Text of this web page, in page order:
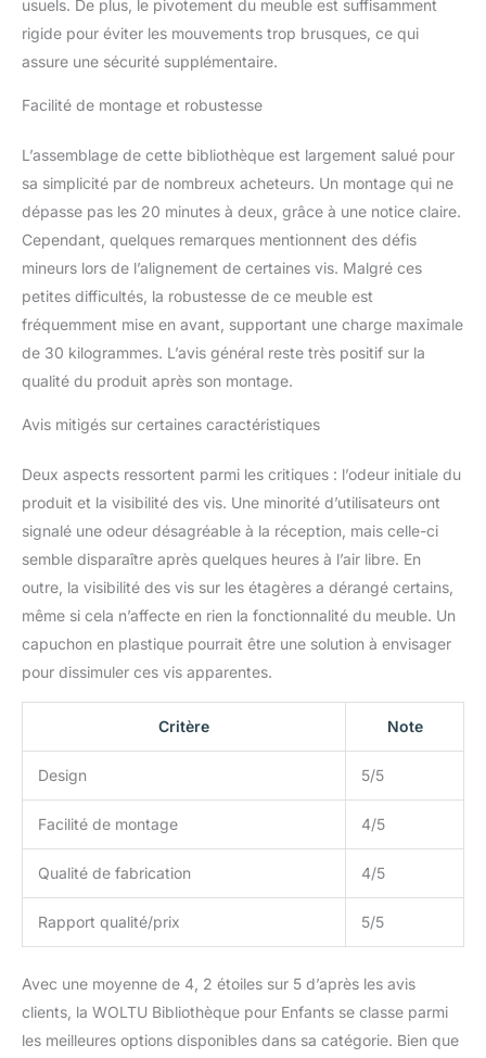
entretenir. Tous les coins
sont arrondis pour la
Assemblage Facile : Avec
numérotés et des
instructions illustrées, le
rangement livre enfant
est facile à assembler
usuels. De plus, le pivotement du meuble est suffisamment
rigide pour éviter les mouvements trop brusques, ce qui
assure une sécurité supplémentaire.
Facilité de montage et robustesse
L’assemblage de cette bibliothèque est largement salué pour
sa simplicité par de nombreux acheteurs. Un montage qui ne
dépasse pas les 20 minutes à deux, grâce à une notice claire.
Cependant, quelques remarques mentionnent des défis
mineurs lors de l’alignement de certaines vis. Malgré ces
petites difficultés, la robustesse de ce meuble est
fréquemment mise en avant, supportant une charge maximale
de 30 kilogrammes. L’avis général reste très positif sur la
qualité du produit après son montage.
Avis mitigés sur certaines caractéristiques
Deux aspects ressortent parmi les critiques : l’odeur initiale du
produit et la visibilité des vis. Une minorité d’utilisateurs ont
signalé une odeur désagréable à la réception, mais celle-ci
semble disparaître après quelques heures à l’air libre. En
outre, la visibilité des vis sur les étagères a dérangé certains,
même si cela n’affecte en rien la fonctionnalité du meuble. Un
capuchon en plastique pourrait être une solution à envisager
pour dissimuler ces vis apparentes.
Critère Note
Design 5/5
Facilité de montage 4/5
Qualité de fabrication 4/5
Rapport qualité/prix 5/5
Avec une moyenne de 4, 2 étoiles sur 5 d’après les avis
clients, la WOLTU Bibliothèque pour Enfants se classe parmi
les meilleures options disponibles dans sa catégorie. Bien que